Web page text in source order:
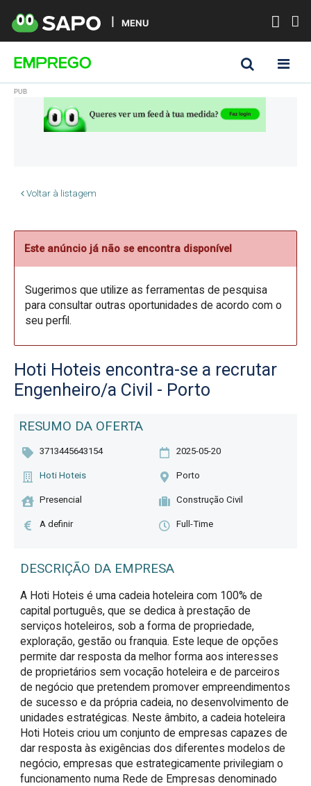
MENU
Voltar à listagem
Este anúncio já não se encontra disponível
Sugerimos que utilize as ferramentas de pesquisa
para consultar outras oportunidades de acordo com o
seu perfil.
Hoti Hoteis encontra-se a recrutar
Engenheiro/a Civil - Porto
RESUMO DA OFERTA
3713445643154 2025-05-20
Hoti Hoteis Porto
Presencial Construção Civil
A definir Full-Time
DESCRIÇÃO DA EMPRESA
A Hoti Hoteis é uma cadeia hoteleira com 100% de
capital português, que se dedica à prestação de
serviços hoteleiros, sob a forma de propriedade,
exploração, gestão ou franquia. Este leque de opções
permite dar resposta da melhor forma aos interesses
de proprietários sem vocação hoteleira e de parceiros
de negócio que pretendem promover empreendimentos
de sucesso e da própria cadeia, no desenvolvimento de
unidades estratégicas. Neste âmbito, a cadeia hoteleira
Hoti Hoteis criou um conjunto de empresas capazes de
dar resposta às exigências dos diferentes modelos de
negócio, empresas que estrategicamente privilegiam o
funcionamento numa Rede de Empresas denominado